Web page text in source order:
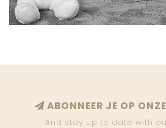
ABONNEER JE OP
And stay up to date with